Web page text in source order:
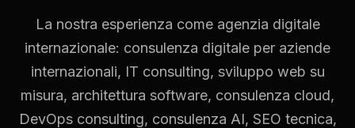
La nostra esperienza come agenzia digitale
internazionale: consulenza digitale per aziende
internazionali, IT consulting, sviluppo web su
misura, architettura software, consulenza cloud,
DevOps consulting, consulenza AI, SEO tecnica,